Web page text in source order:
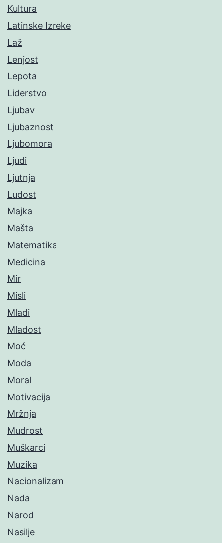
Kultura
Latinske Izreke
Laž
Lenjost
Lepota
Liderstvo
Ljubav
Ljubaznost
Ljubomora
Ljudi
Ljutnja
Ludost
Majka
Mašta
Matematika
Medicina
Mir
Misli
Mladi
Mladost
Moć
Moda
Moral
Motivacija
Mržnja
Mudrost
Muškarci
Muzika
Nacionalizam
Nada
Narod
Nasilje